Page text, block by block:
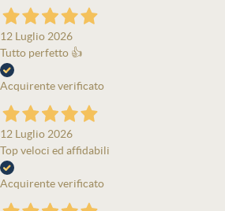
12 Luglio 2026
Tutto perfetto 👍
Acquirente verificato
12 Luglio 2026
Top veloci ed affidabili
Acquirente verificato